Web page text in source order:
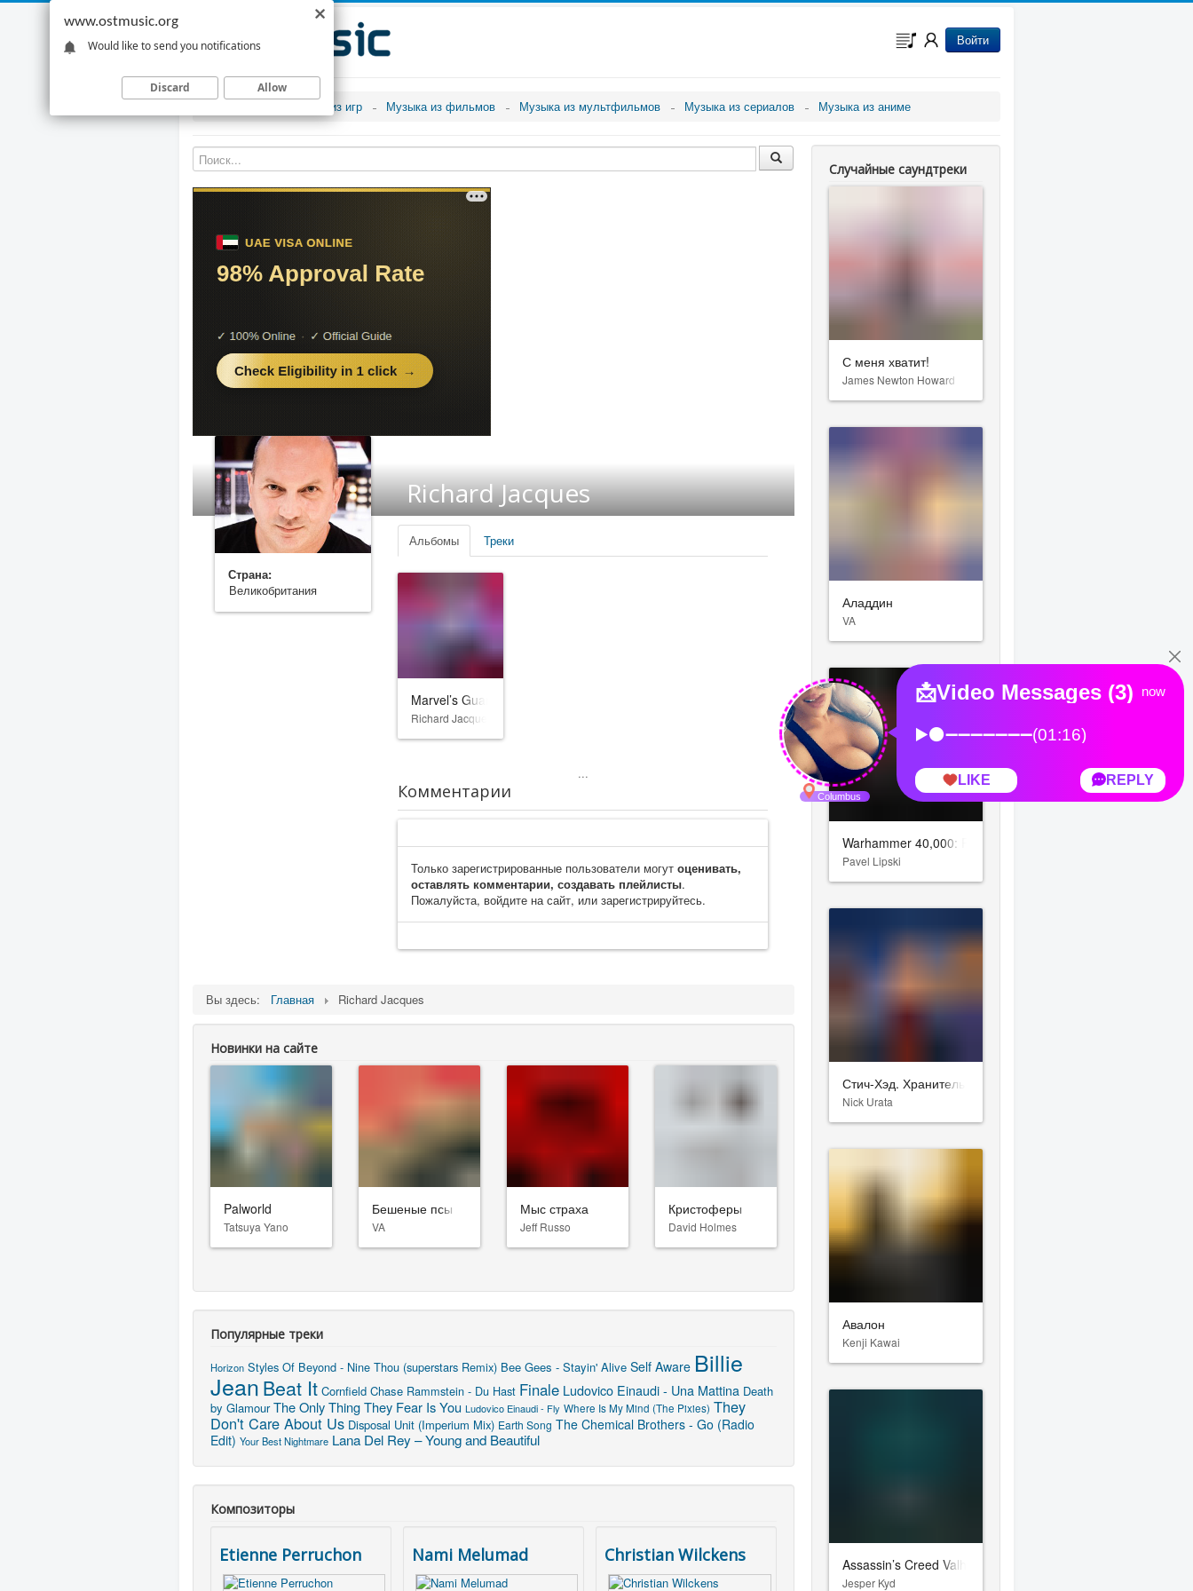
Войти
Музыка из игр Музыка из фильмов Музыка из мультфильмов Музыка из сериалов Музыка из аниме
Richard Jacques
Страна:
Великобритания
Альбомы Треки
Marvel’s Guardians of the Galaxy
Richard Jacques
...
Комментарии
Только зарегистрированные пользователи могутоценивать,
оставлять комментарии, создавать плейлисты.
Пожалуйста, войдите на сайт, или зарегистрируйтесь.
Вы здесь: Главная Richard Jacques
Новинки на сайте
Palworld
Tatsuya Yano
Бешеные псы
VA
Мыс страха
Jeff Russo
Кристоферы
David Holmes
Популярные треки
Horizon Styles Of Beyond - Nine Thou (superstars Remix) Bee Gees - Stayin' Alive Self Aware Billie
JeanBeat It Cornfield Chase Rammstein - Du Hast Finale Ludovico Einaudi - Una Mattina Death
by Glamour The Only Thing They Fear Is You Ludovico Einaudi - Fly Where Is My Mind (The Pixies) They
Don't Care About Us Disposal Unit (Imperium Mix) Earth Song The Chemical Brothers - Go (Radio
Edit) Your Best Nightmare Lana Del Rey – Young and Beautiful
Композиторы
Etienne Perruchon Nami Melumad Christian Wilckens
Случайные саундтреки
С меня хватит!
James Newton Howard
Аладдин
VA
Warhammer 40,000: Rogue Trader
Pavel Lipski
Стич-Хэд. Хранитель монстров
Nick Urata
Авалон
Kenji Kawai
Assassin’s Creed Valhalla
Jesper Kyd
www.ostmusic.org
Would like to send you notifications
Discard Allow